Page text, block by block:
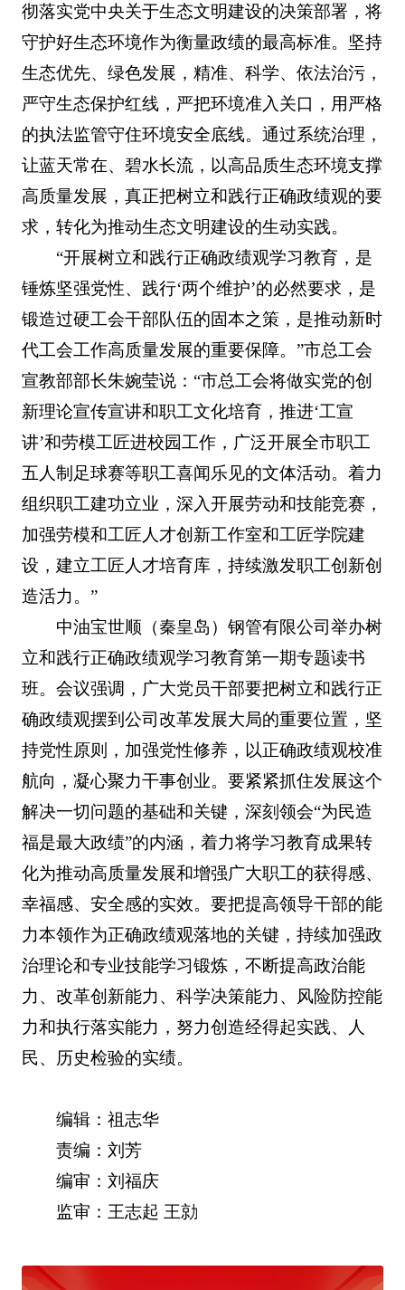
彻落实党中央关于生态文明建设的决策部署，将
守护好生态环境作为衡量政绩的最高标准。坚持
生态优先、绿色发展，精准、科学、依法治污，
严守生态保护红线，严把环境准入关口，用严格
的执法监管守住环境安全底线。通过系统治理，
让蓝天常在、碧水长流，以高品质生态环境支撑
高质量发展，真正把树立和践行正确政绩观的要
求，转化为推动生态文明建设的生动实践。
“开展树立和践行正确政绩观学习教育，是
锤炼坚强党性、践行‘两个维护’的必然要求，是
锻造过硬工会干部队伍的固本之策，是推动新时
代工会工作高质量发展的重要保障。”市总工会
宣教部部长朱婉莹说：“市总工会将做实党的创
新理论宣传宣讲和职工文化培育，推进‘工宣
讲’和劳模工匠进校园工作，广泛开展全市职工
五人制足球赛等职工喜闻乐见的文体活动。着力
组织职工建功立业，深入开展劳动和技能竞赛，
加强劳模和工匠人才创新工作室和工匠学院建
设，建立工匠人才培育库，持续激发职工创新创
造活力。”
中油宝世顺（秦皇岛）钢管有限公司举办树
立和践行正确政绩观学习教育第一期专题读书
班。会议强调，广大党员干部要把树立和践行正
确政绩观摆到公司改革发展大局的重要位置，坚
持党性原则，加强党性修养，以正确政绩观校准
航向，凝心聚力干事创业。要紧紧抓住发展这个
解决一切问题的基础和关键，深刻领会“为民造
福是最大政绩”的内涵，着力将学习教育成果转
化为推动高质量发展和增强广大职工的获得感、
幸福感、安全感的实效。要把提高领导干部的能
力本领作为正确政绩观落地的关键，持续加强政
治理论和专业技能学习锻炼，不断提高政治能
力、改革创新能力、科学决策能力、风险防控能
力和执行落实能力，努力创造经得起实践、人
民、历史检验的实绩。
编辑：祖志华
责编：刘芳
编审：刘福庆
监审：王志起 王勍